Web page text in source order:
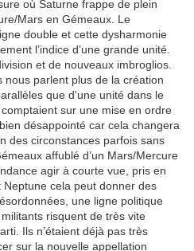
où Saturne frappe de plein
Mars en Gémeaux. Le
double et cette dysharmonie
l’indice d’une grande unité.
et de nouveaux imbroglios.
nous parlent plus de la création
que d'une unité dans le
sur une mise en ordre
désappointé car cela changera
des circonstances parfois sans
affublé d’un Mars/Mercure
agir à courte vue, pris en
cela peut donner des
une ligne politique
risquent de très vite
Ils n’étaient déjà pas très
sur la nouvelle appellation